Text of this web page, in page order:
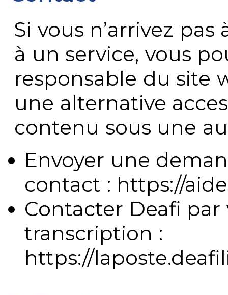
Si vous n’arrivez
à un service, vous
responsable du site
une alternative
contenu sous une
Envoyer une
contact : https://
Contacter Deafi
transcription :
https://